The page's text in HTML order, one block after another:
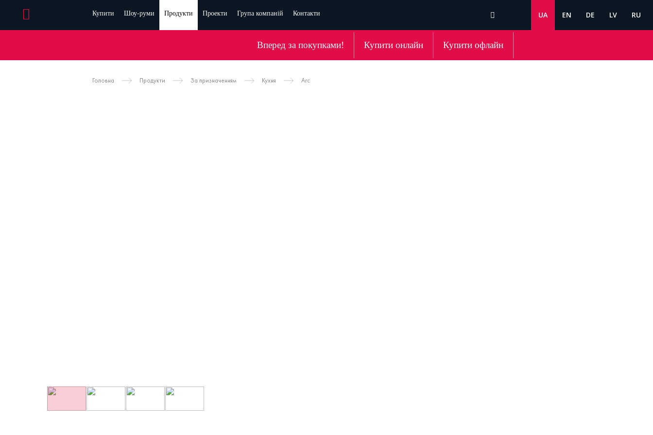
Купити Шоу-руми Продукти Проекти Група компаній Контакти UA EN DE LV RU
Вперед за покупками! Купити онлайн Купити офлайн
Головна Продукти За призначенням Кухня Arc